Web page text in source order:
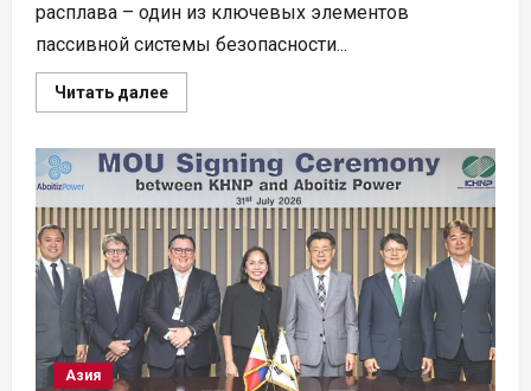
расплава – один из ключевых элементов
пассивной системы безопасности...
Читать далееПрочитать
больше
расплава
на
восьмом
блоке
ЛАЭС
установили
с
опережением
графика
Азия